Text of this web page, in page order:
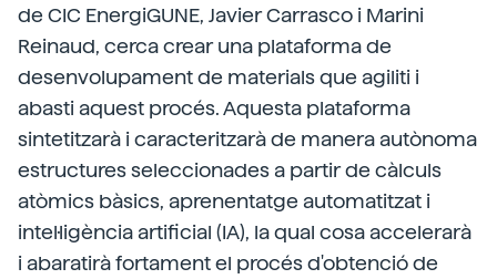
de CIC EnergiGUNE, Javier Carrasco i Marini
Reinaud, cerca crear una plataforma de
desenvolupament de materials que agiliti i
abasti aquest procés. Aquesta plataforma
sintetitzarà i caracteritzarà de manera autònoma
estructures seleccionades a partir de càlculs
atòmics bàsics, aprenentatge automatitzat i
intel·ligència artificial (IA), la qual cosa accelerarà
i abaratirà fortament el procés d'obtenció de